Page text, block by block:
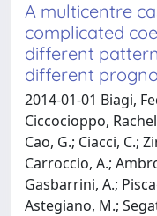
A multicentre
complicated
different
different
2014-01-01 Biagi,
Ciccocioppo,
Cao, G.; Ciacci, C.;
Carroccio, A.;
Gasbarrini, A.;
Astegiano, M.;